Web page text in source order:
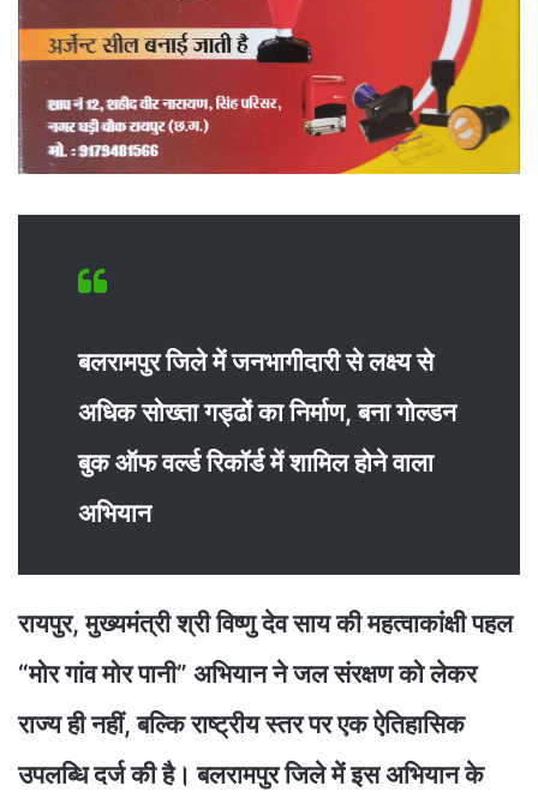
बलरामपुर जिले में जनभागीदारी से लक्ष्य से
अधिक सोख्ता गड्ढों का निर्माण, बना गोल्डन
बुक ऑफ वर्ल्ड रिकॉर्ड में शामिल होने वाला
अभियान
रायपुर, मुख्यमंत्री श्री विष्णु देव साय की महत्वाकांक्षी पहल
“मोर गांव मोर पानी” अभियान ने जल संरक्षण को लेकर
राज्य ही नहीं, बल्कि राष्ट्रीय स्तर पर एक ऐतिहासिक
उपलब्धि दर्ज की है। बलरामपुर जिले में इस अभियान के